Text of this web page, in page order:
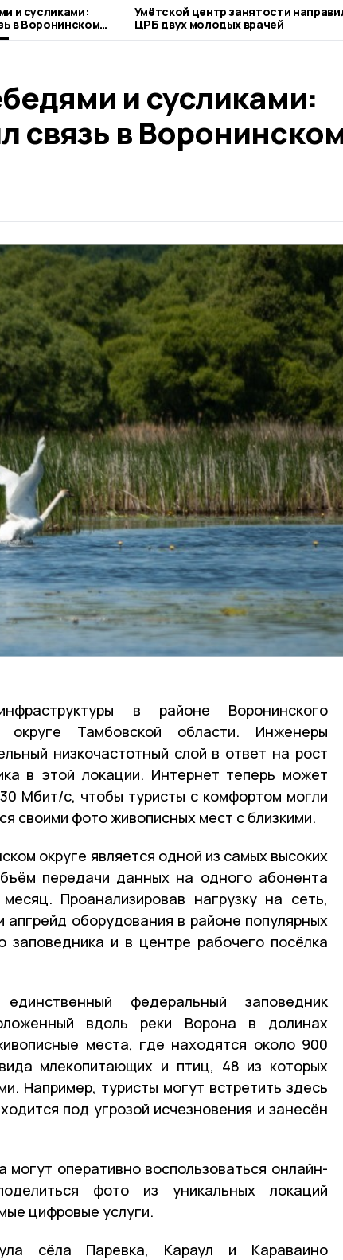
и сусликами:
в Воронинском
Умётской центр занятости
ЦРБ двух молодых врачей
и сусликами:
связь в
в районе Воронинского
Тамбовской области. Инженеры
низкочастотный слой в ответ на рост
в этой локации. Интернет теперь может
Мбит/с, чтобы туристы с комфортом могли
своими фото живописных мест с близкими.
округе является одной из самых высоких
передачи данных на одного абонента
Проанализировав нагрузку на сеть,
апгрейд оборудования в районе популярных
заповедника и в центре рабочего посёлка
федеральный заповедник
вдоль реки Ворона в долинах
места, где находятся около 900
млекопитающих и птиц, 48 из которых
Например, туристы могут встретить здесь
под угрозой исчезновения и занесён
могут оперативно воспользоваться онлайн-
фото из уникальных локаций
цифровые услуги.
сёла Паревка, Караул и Караваино